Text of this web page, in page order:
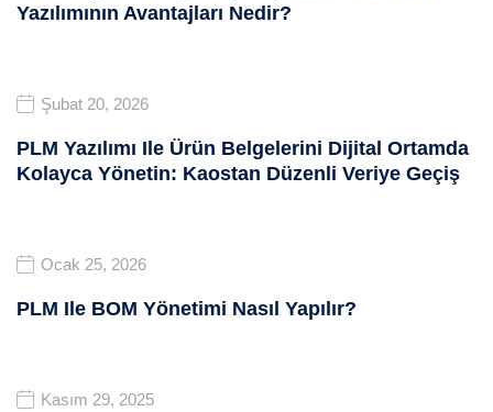
Yazılımının Avantajları Nedir?
Şubat 20, 2026
PLM Yazılımı Ile Ürün Belgelerini Dijital Ortamda
Kolayca Yönetin: Kaostan Düzenli Veriye Geçiş
Ocak 25, 2026
PLM Ile BOM Yönetimi Nasıl Yapılır?
Kasım 29, 2025